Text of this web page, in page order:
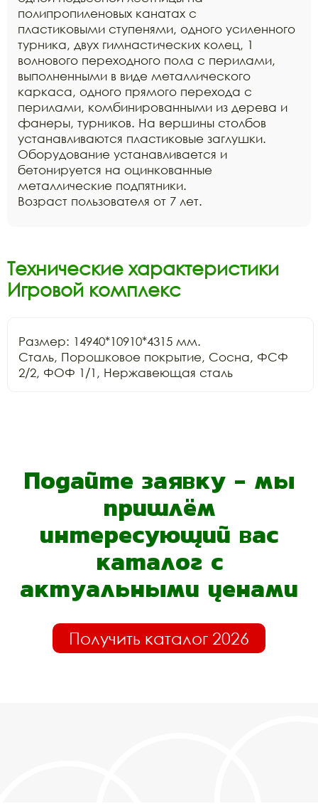
полипропиленовых канатах с
пластиковыми ступенями, одного усиленного
турника, двух гимнастических колец, 1
волнового переходного пола с перилами,
выполненными в виде металлического
каркаса, одного прямого перехода с
перилами, комбинированными из дерева и
фанеры, турников. На вершины столбов
устанавливаются пластиковые заглушки.
Оборудование устанавливается и
бетонируется на оцинкованные
металлические подпятники.
Возраст пользователя от 7 лет.
Технические характеристики
Игровой комплекс
Размер: 14940*10910*4315 мм.
Сталь, Порошковое покрытие, Сосна, ФСФ
2/2, ФОФ 1/1, Нержавеющая сталь
Подайте заявку - мы
пришлём
интересующий вас
каталог с
актуальными ценами
Получить каталог 2026